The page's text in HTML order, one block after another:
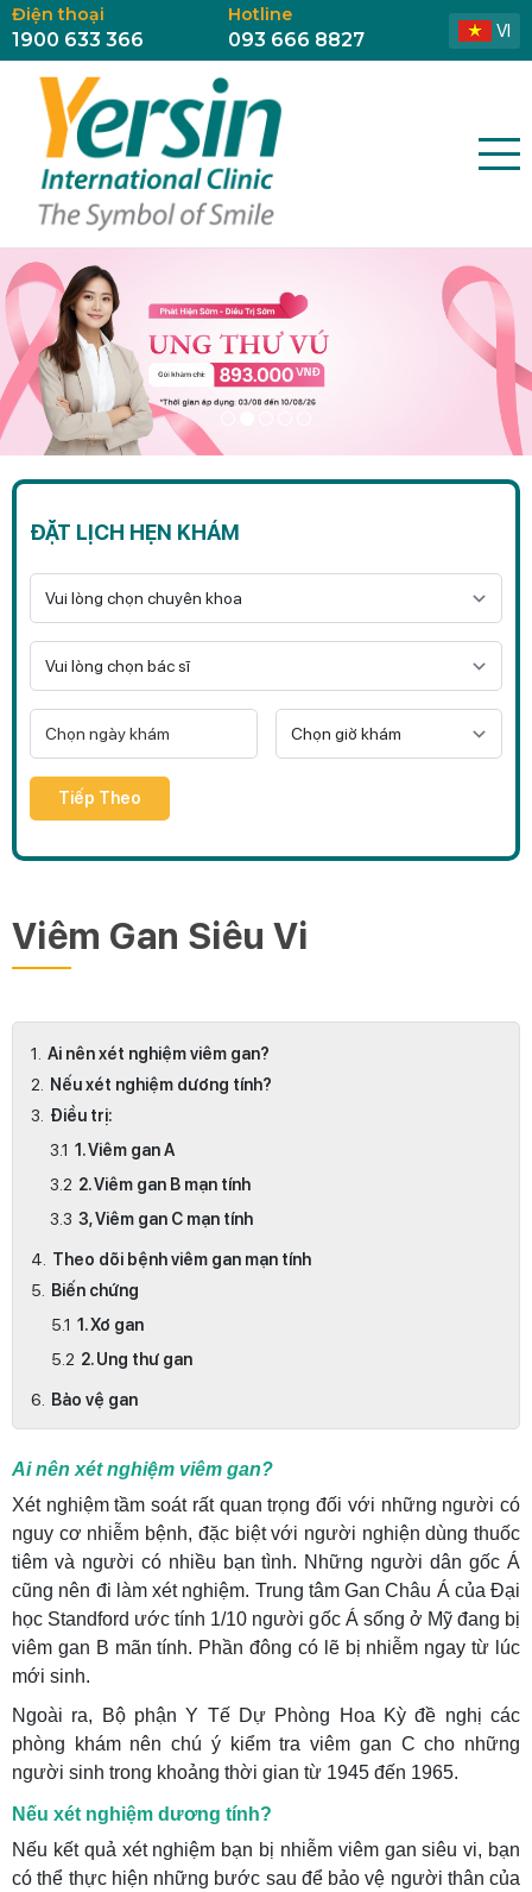
Điện thoại
1900 633 366
Hotline
093 666 8827 VI
ĐẶT LỊCH HẸN KHÁM
Tiếp Theo
Viêm Gan Siêu Vi
Ai nên xét nghiệm viêm gan?
Nếu xét nghiệm dương tính?
Điều trị:
1. Viêm gan A
2. Viêm gan B mạn tính
3, Viêm gan C mạn tính
Theo dõi bệnh viêm gan mạn tính
Biến chứng
1. Xơ gan
2. Ung thư gan
Bảo vệ gan
Ai nên xét nghiệm viêm gan?
Xét nghiệm tầm soát rất quan trọng đối với những người có
nguy cơ nhiễm bệnh, đặc biệt với người nghiện dùng thuốc
tiêm và người có nhiều bạn tình. Những người dân gốc Á
cũng nên đi làm xét nghiệm. Trung tâm Gan Châu Á của Đại
học Standford ước tính 1/10 người gốc Á sống ở Mỹ đang bị
viêm gan B mãn tính. Phần đông có lẽ bị nhiễm ngay từ lúc
mới sinh.
Ngoài ra, Bộ phận Y Tế Dự Phòng Hoa Kỳ đề nghị các
phòng khám nên chú ý kiểm tra viêm gan C cho những
người sinh trong khoảng thời gian từ 1945 đến 1965.
Nếu xét nghiệm dương tính?
Nếu kết quả xét nghiệm bạn bị nhiễm viêm gan siêu vi, bạn
có thể thực hiện những bước sau để bảo vệ người thân của